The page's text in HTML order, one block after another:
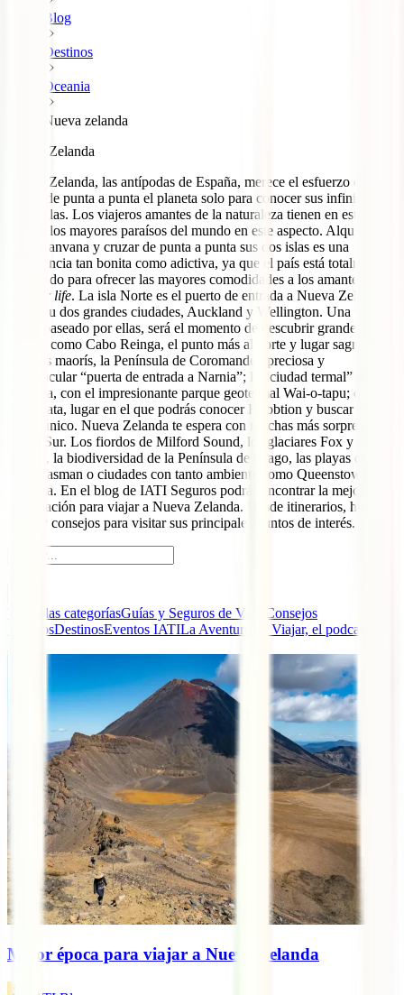
Blog
Destinos
Oceania
Nueva zelanda
Nueva Zelanda
Nueva Zelanda, las antípodas de España, merece el esfuerzo de
cruzar de punta a punta el planeta solo para conocer sus infinitas
maravillas. Los viajeros amantes de la naturaleza tienen en este país
uno de los mayores paraísos del mundo en este aspecto. Alquilar una
autocaranvana y cruzar de punta a punta sus dos islas es una
experiencia tan bonita como adictiva, ya que el país está totalmente
preparado para ofrecer las mayores comodidades a los amantes de la
camper life. La isla Norte es el puerto de entrada a Nueva Zelanda
desde su dos grandes ciudades, Auckland y Wellington. Una vez
hayas paseado por ellas, será el momento de descubrir grandes
tesoros como Cabo Reinga, el punto más al norte y lugar sagrado
para los maorís, la Península de Coromandel, preciosa y
espectacular “puerta de entrada a Narnia”; la “ciudad termal” de
Rotorua, con el impresionante parque geotermal Wai-o-tapu; o
Matamata, lugar en el que podrás conocer Hobbtion y buscar el
anillo único. Nueva Zelanda te espera con muchas más sorpresas en
la Isla Sur. Los fiordos de Milford Sound, los glaciares Fox y Franz
Joseph, la biodiversidad de la Península de Otago, las playas de
Abel Tasman o ciudades con tanto ambiente como Queenstown o
Wanaka. En el blog de IATI Seguros podrás encontrar la mejor
información para viajar a Nueva Zelanda. Desde itinerarios, hasta
guías y consejos para visitar sus principales puntos de interés.
Todas las categoríasGuías y Seguros de Viaje
Consejos
ViajerosDestinosEventos IATILa Aventura de Viajar, el podcast de
Mejor época para viajar a Nueva Zelanda